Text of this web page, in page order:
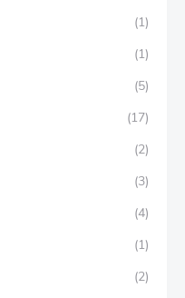
(1)
(1)
(5)
(17)
(2)
(3)
(4)
(1)
(2)